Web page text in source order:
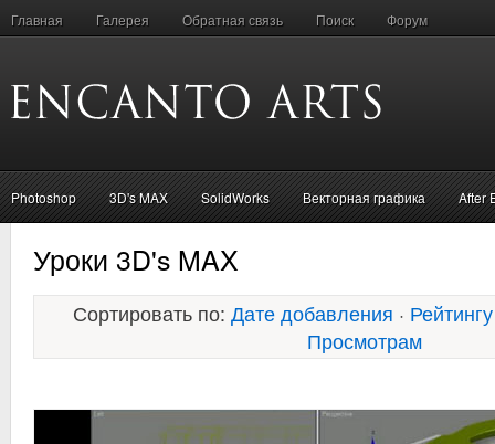
Главная Галерея Обратная связь Поиск Форум
Photoshop 3D's MAX SolidWorks Векторная графика After
Уроки 3D's MAX
Сортировать по: Дате добавления · Рейтингу
Просмотрам